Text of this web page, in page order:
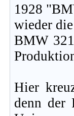
1928
wieder
BMW
Hier
denn der